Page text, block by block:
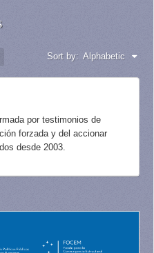
Sort by: Alphabetic
por testimonios de
forzada y del accionar
desde 2003.